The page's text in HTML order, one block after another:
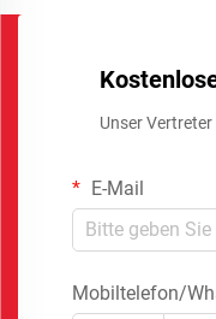
Unser
E-Mail
Mobiltelefon/